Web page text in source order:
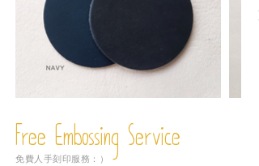
Free Embossing Service
免費人手刻印服務：）